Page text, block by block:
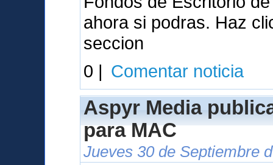
ahora si podras. Haz
seccion
0 | Comentar noticia
Aspyr Media
para MAC
Jueves 30 de Septiembre